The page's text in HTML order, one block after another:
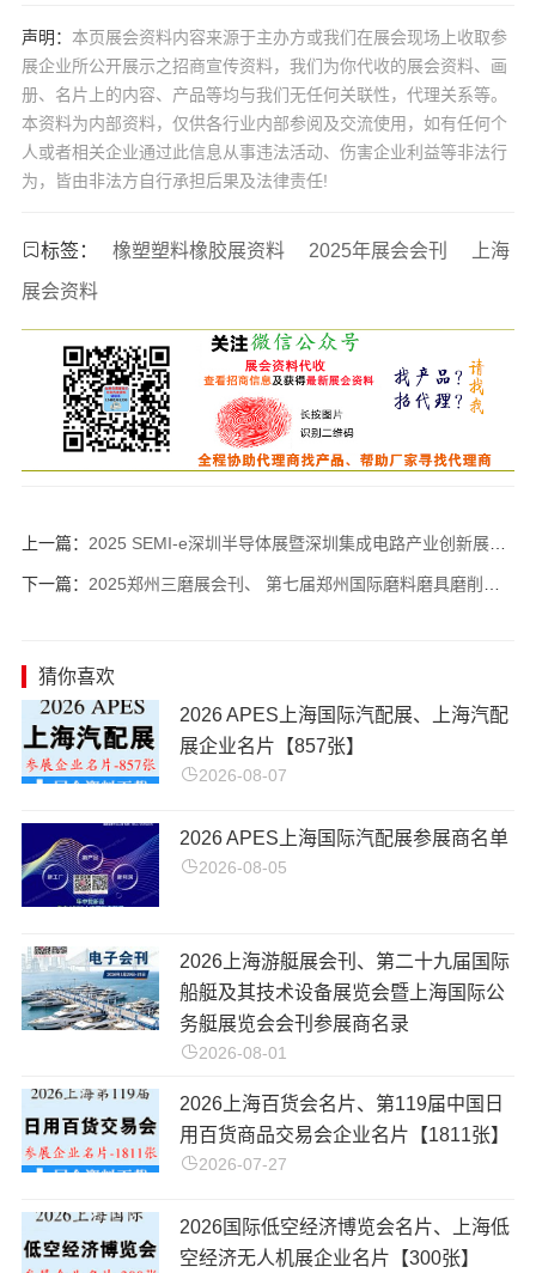
声明： 本页展会资料内容来源于主办方或我们在展会现场上收取参
展企业所公开展示之招商宣传资料，我们为你代收的展会资料、画
册、名片上的内容、产品等均与我们无任何关联性，代理关系等。
本资料为内部资料，仅供各行业内部参阅及交流使用，如有任何个
人或者相关企业通过此信息从事违法活动、伤害企业利益等非法行
为，皆由非法方自行承担后果及法律责任!
标签： 橡塑塑料橡胶展资料 2025年展会会刊
上海
展会资料
上一篇： 2025 SEMI-e深圳半导体展暨深圳集成电路产业创新展会刊-参展商名录
下一篇： 2025郑州三磨展会刊、 第七届郑州国际磨料磨具磨削展览会参展商名录
猜你喜欢
2026 APES上海国际汽配展、上海汽配
展企业名片【857张】
2026-08-07
2026 APES上海国际汽配展参展商名单
2026-08-05
2026上海游艇展会刊、第二十九届国际
船艇及其技术设备展览会暨上海国际公
务艇展览会会刊参展商名录
2026-08-01
2026上海百货会名片、第119届中国日
用百货商品交易会企业名片【1811张】
2026-07-27
2026国际低空经济博览会名片、上海低
空经济无人机展企业名片【300张】